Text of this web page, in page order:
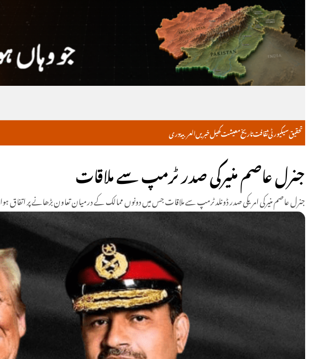
خبریںکھیلمعیشتتاریخثقافتسیکیورٹیتحقیق دریالعربية
جنرل عاصم منیرکی صدر ٹرمپ سے ملاقات
جنرل عاصم منیرکی امریکی صدر ڈونلد ٹرمپ سے ملاقات جس میں دونوں ممالک کے درمیان تعاون بڑھانے پر اتفاق ہوا